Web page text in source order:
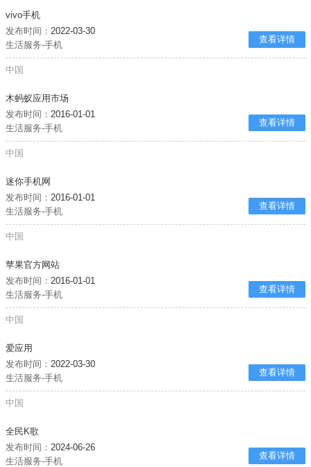
vivo手机
发布时间： 2022-03-30
生活服务-手机
查看详情
中国
木蚂蚁应用市场
发布时间： 2016-01-01
生活服务-手机
查看详情
中国
迷你手机网
发布时间： 2016-01-01
生活服务-手机
查看详情
中国
苹果官方网站
发布时间： 2016-01-01
生活服务-手机
查看详情
中国
爱应用
发布时间： 2022-03-30
生活服务-手机
查看详情
中国
全民K歌
发布时间： 2024-06-26
生活服务-手机
查看详情